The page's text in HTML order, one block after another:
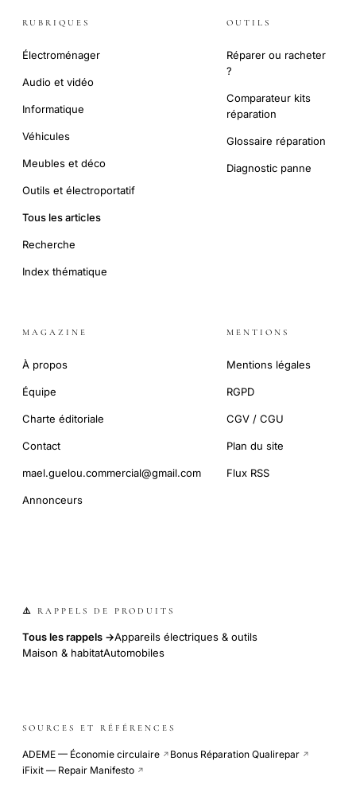
RUBRIQUES
Électroménager
Audio et vidéo
Informatique
Véhicules
Meubles et déco
Outils et électroportatif
Tous les articles
Recherche
Index thématique
OUTILS
Réparer ou racheter
?
Comparateur kits
réparation
Glossaire réparation
Diagnostic panne
MAGAZINE
À propos
Équipe
Charte éditoriale
Contact
mael.guelou.commercial@gmail.com
Annonceurs
MENTIONS
Mentions légales
RGPD
CGV / CGU
Plan du site
Flux RSS
⚠️ RAPPELS DE PRODUITS
Tous les rappels →Appareils électriques & outils
Maison & habitatAutomobiles
SOURCES ET RÉFÉRENCES
ADEME — Économie circulaire ↗ Bonus Réparation Qualirepar ↗
iFixit — Repair Manifesto ↗